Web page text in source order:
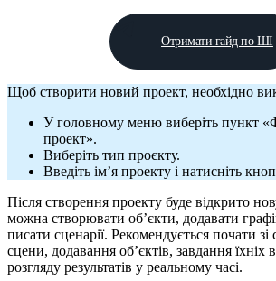
Отримати гайд по ШІ
Щоб створити новий проект, необхідно
У головному меню виберіть пункт
проект».
Виберіть тип проєкту.
Введіть ім’я проекту і натисніть
Після створення проекту буде відкрито
можна створювати об’єкти, додавати
писати сценарії. Рекомендується почати
сцени, додавання об’єктів, завдання їхніх
розгляду результатів у реальному часі.